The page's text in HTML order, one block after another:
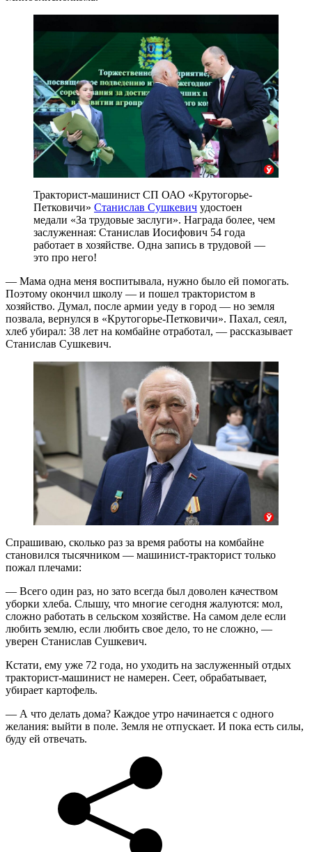
Тракторист-машинист СП ОАО «Крутогорье-
Петковичи» Станислав Сушкевич удостоен
медали «За трудовые заслуги». Награда более, чем
заслуженная: Станислав Иосифович 54 года
работает в хозяйстве. Одна запись в трудовой —
это про него!
— Мама одна меня воспитывала, нужно было ей помогать.
Поэтому окончил школу — и пошел трактористом в
хозяйство. Думал, после армии уеду в город — но земля
позвала, вернулся в «Крутогорье-Петковичи». Пахал, сеял,
хлеб убирал: 38 лет на комбайне отработал, — рассказывает
Станислав Сушкевич.
Спрашиваю, сколько раз за время работы на комбайне
становился тысячником — машинист-тракторист только
пожал плечами:
— Всего один раз, но зато всегда был доволен качеством
уборки хлеба. Слышу, что многие сегодня жалуются: мол,
сложно работать в сельском хозяйстве. На самом деле если
любить землю, если любить свое дело, то не сложно, —
уверен Станислав Сушкевич.
Кстати, ему уже 72 года, но уходить на заслуженный отдых
тракторист-машинист не намерен. Сеет, обрабатывает,
убирает картофель.
— А что делать дома? Каждое утро начинается с одного
желания: выйти в поле. Земля не отпускает. И пока есть силы,
буду ей отвечать.